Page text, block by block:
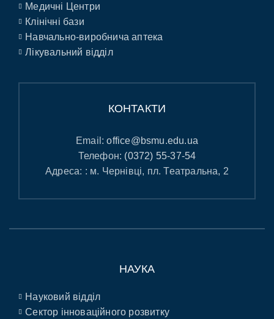
Медичні Центри
Клінічні бази
Навчально-виробнича аптека
Лікувальний відділ
КОНТАКТИ
Email:office@bsmu.edu.ua
Телефон: (0372) 55-37-54
Адреса: : м. Чернівці, пл. Театральна, 2
НАУКА
Науковий відділ
Сектор інноваційного розвитку